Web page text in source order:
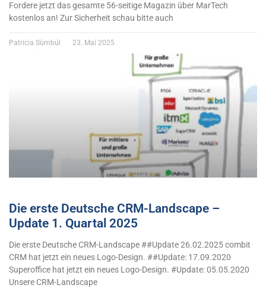
Fordere jetzt das gesamte 56-seitige Magazin über MarTech
kostenlos an! Zur Sicherheit schau bitte auch
Patricia Sümbül 23. Mai 2025
Die erste Deutsche CRM-Landscape –
Update 1. Quartal 2025
Die erste Deutsche CRM-Landscape ##Update 26.02.2025 combit
CRM hat jetzt ein neues Logo-Design. ##Update: 17.09.2020
Superoffice hat jetzt ein neues Logo-Design. #Update: 05.05.2020
Unsere CRM-Landscape